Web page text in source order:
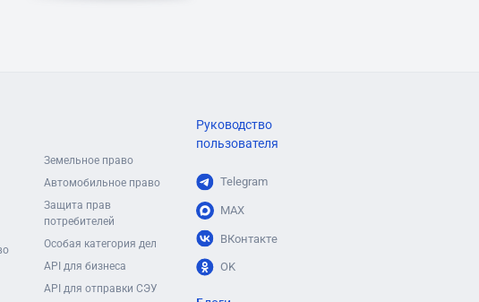
Земельное право
Автомобильное право
Защита прав
потребителей
Особая категория дел
API для бизнеса
API для отправки СЭУ
Руководство
пользователя
Telegram
MAX
ВКонтакте
OK